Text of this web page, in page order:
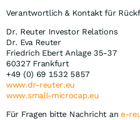
Verantwortlich & Kontakt für
Dr. Reuter Investor Relations
Dr. Eva Reuter
Friedrich Ebert Anlage 35-37
60327 Frankfurt
+49 (0) 69 1532 5857
www.dr-reuter.eu
www.small-microcap.eu
Für Fragen bitte Nachricht an e-